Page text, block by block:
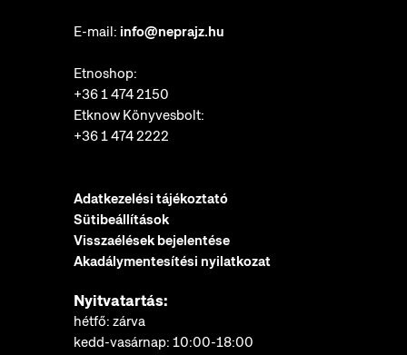
E-mail: info@neprajz.hu
Etnoshop:
+36 1 474 2150
Etknow Könyvesbolt:
+36 1 474 2222
Adatkezelési tájékoztató
Sütibeállítások
Visszaélések bejelentése
Akadálymentesítési nyilatkozat
Nyitvatartás:
hétfő: zárva
kedd-vasárnap: 10:00-18:00